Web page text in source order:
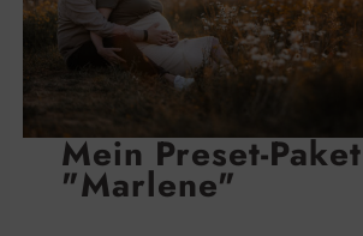
Mein Preset-Paket
"Marlene"